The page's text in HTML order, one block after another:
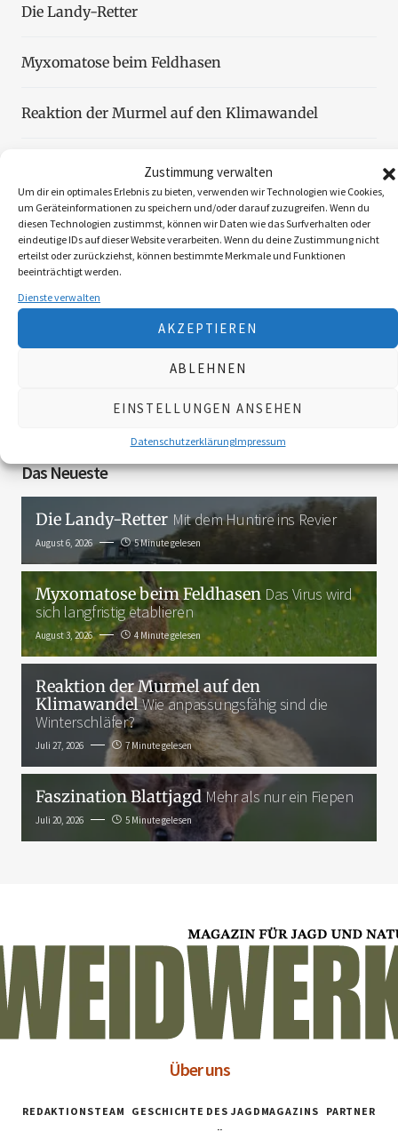
Zustimmung verwalten
Um dir ein optimales Erlebnis zu bieten, verwenden wir Technologien wie Cookies,
um Geräteinformationen zu speichern und/oder darauf zuzugreifen. Wenn du
diesen Technologien zustimmst, können wir Daten wie das Surfverhalten oder
eindeutige IDs auf dieser Website verarbeiten. Wenn du deine Zustimmung nicht
erteilst oder zurückziehst, können bestimmte Merkmale und Funktionen
beeinträchtigt werden.
Dienste verwalten
AKZEPTIEREN
ABLEHNEN
EINSTELLUNGEN ANSEHEN
DatenschutzerklärungImpressum
Die Landy-Retter
Myxomatose beim Feldhasen
Reaktion der Murmel auf den Klimawandel
Faszination Blattjagd
Wildzählung aus der Luft
Das Neueste
Die Landy-Retter Mit dem Huntire ins Revier
August 6, 2026 5 Minute gelesen
Myxomatose beim Feldhasen Das Virus wird
sich langfristig etablieren
August 3, 2026 4 Minute gelesen
Reaktion der Murmel auf den
KlimawandelWie anpassungsfähig sind die
Winterschläfer?
Juli 27, 2026 7 Minute gelesen
Faszination BlattjagdMehr als nur ein Fiepen
Juli 20, 2026 5 Minute gelesen
Über uns
REDAKTIONSTEAM GESCHICHTE DES JAGDMAGAZINS
PARTNER